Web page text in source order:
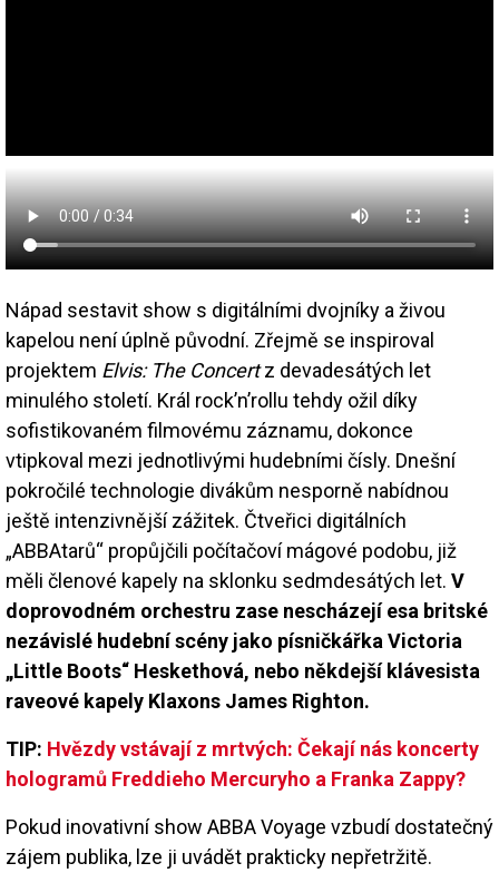
Nápad sestavit show s digitálními dvojníky a živou
kapelou není úplně původní. Zřejmě se inspiroval
projektem Elvis: The Concertz devadesátých let
minulého století. Král rock’n’rollu tehdy ožil díky
sofistikovaném filmovému záznamu, dokonce
vtipkoval mezi jednotlivými hudebními čísly. Dnešní
pokročilé technologie divákům nesporně nabídnou
ještě intenzivnější zážitek. Čtveřici digitálních
„ABBAtarů“ propůjčili počítačoví mágové podobu, již
měli členové kapely na sklonku sedmdesátých let. V
doprovodném orchestru zase nescházejí esa britské
nezávislé hudební scény jako písničkářka Victoria
„Little Boots“ Heskethová, nebo někdejší klávesista
raveové kapely Klaxons James Righton.
TIP: Hvězdy vstávají z mrtvých: Čekají nás koncerty
hologramů Freddieho Mercuryho a Franka Zappy?
Pokud inovativní show ABBA Voyage vzbudí dostatečný
zájem publika, lze ji uvádět prakticky nepřetržitě.